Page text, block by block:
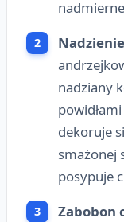
nadziany
dekoruje
smażonej
posypuje
Zabobon